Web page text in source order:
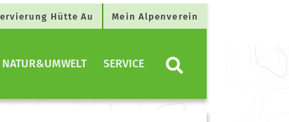
Hütte Au Mein Alpenverein
NATUR&UMWELT SERVICE